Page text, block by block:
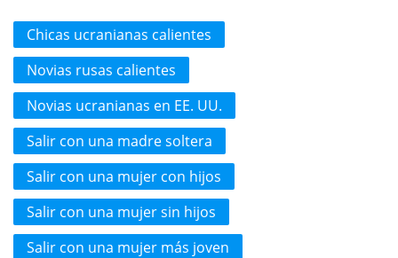
Chicas ucranianas calientes
Novias rusas calientes
Novias ucranianas en EE. UU.
Salir con una madre soltera
Salir con una mujer con hijos
Salir con una mujer sin hijos
Salir con una mujer más joven